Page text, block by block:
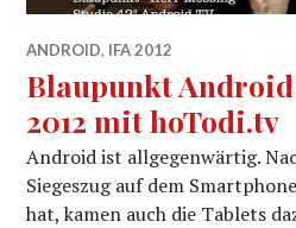
ANDROID, IFA 2012
Blaupunkt Android
2012 mit hoTodi.tv
Android ist allgegenwärtig.
Siegeszug auf dem
hat, kamen auch die Tablets